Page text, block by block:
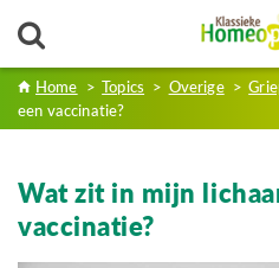
Home > Topics > Overige >
een vaccinatie?
Wat zit in mijn
vaccinatie?